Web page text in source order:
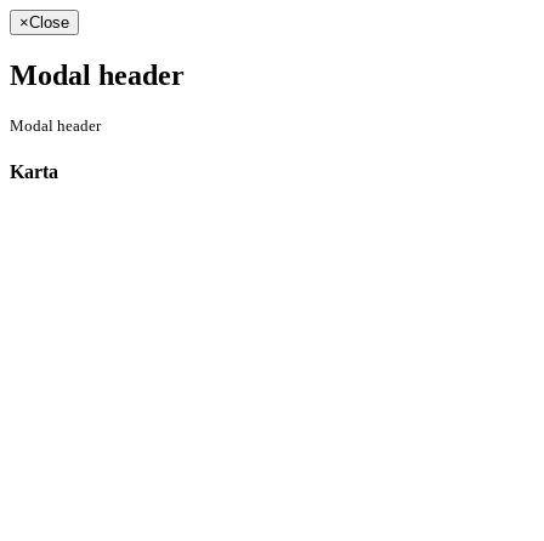
×Close
Modal header
Modal header
Karta